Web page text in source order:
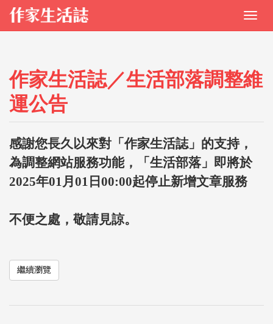
作家生活誌／生活部落調整維
運公告
感謝您長久以來對「作家生活誌」的支持，
為調整網站服務功能，「生活部落」即將於
2025年01月01日00:00起停止新增文章服務
不便之處，敬請見諒。
繼續瀏覽